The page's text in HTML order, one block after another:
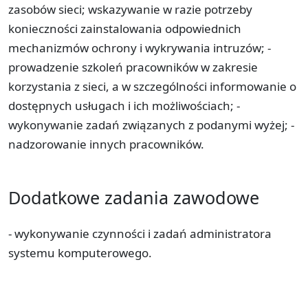
zasobów sieci; wskazywanie w razie potrzeby
konieczności zainstalowania odpowiednich
mechanizmów ochrony i wykrywania intruzów; -
prowadzenie szkoleń pracowników w zakresie
korzystania z sieci, a w szczególności informowanie o
dostępnych usługach i ich możliwościach; -
wykonywanie zadań związanych z podanymi wyżej; -
nadzorowanie innych pracowników.
Dodatkowe zadania zawodowe
- wykonywanie czynności i zadań administratora
systemu komputerowego.